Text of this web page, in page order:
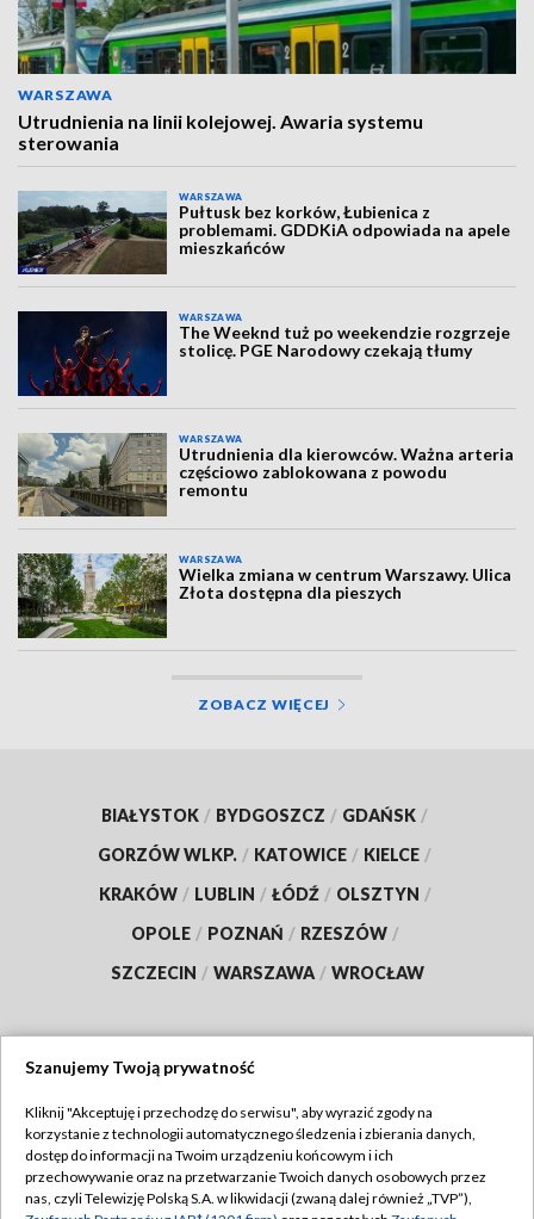
WARSZAWA
Utrudnienia na linii kolejowej. Awaria systemu
sterowania
WARSZAWA
Pułtusk bez korków, Łubienica z
problemami. GDDKiA odpowiada na apele
mieszkańców
WARSZAWA
The Weeknd tuż po weekendzie rozgrzeje
stolicę. PGE Narodowy czekają tłumy
WARSZAWA
Utrudnienia dla kierowców. Ważna arteria
częściowo zablokowana z powodu
remontu
WARSZAWA
Wielka zmiana w centrum Warszawy. Ulica
Złota dostępna dla pieszych
ZOBACZ WIĘCEJ
BIAŁYSTOK / BYDGOSZCZ / GDAŃSK /
GORZÓW WLKP. / KATOWICE / KIELCE /
KRAKÓW / LUBLIN / ŁÓDŹ / OLSZTYN /
OPOLE / POZNAŃ / RZESZÓW /
SZCZECIN / WARSZAWA / WROCŁAW
TVP
Abonament TVP
Regulamin TVP
Szanujemy Twoją prywatność
Kliknij "Akceptuję i przechodzę do serwisu", aby wyrazić zgody na
korzystanie z technologii automatycznego śledzenia i zbierania danych,
dostęp do informacji na Twoim urządzeniu końcowym i ich
przechowywanie oraz na przetwarzanie Twoich danych osobowych przez
nas, czyli Telewizję Polską S.A. w likwidacji (zwaną dalej również „TVP”),